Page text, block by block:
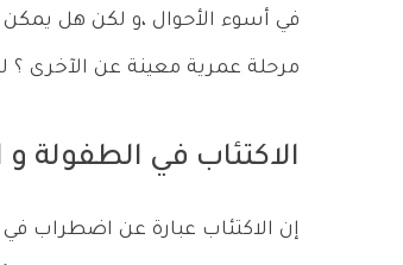
في أسوء الأحوال ،و لكن هل يمكن
مرحلة عمرية معينة عن الآخرى ؟
الاكتئاب في الطفولة و
إن الاكتئاب عبارة عن اضطراب في